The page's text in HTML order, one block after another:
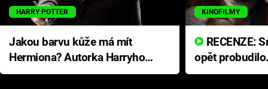
HARRY POTTER
Jakou barvu kůže má mít
Hermiona? Autorka Harryho
Pottera přišla s ráznou
KINOFILMY
opět
přichází s